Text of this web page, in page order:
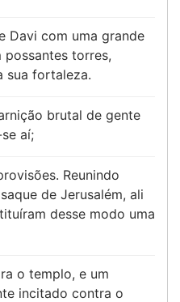
Davi com uma grande
possantes torres,
sua fortaleza.
brutal de gente
aí;
Reunindo
de Jerusalém, ali
desse modo uma
o templo, e um
incitado contra o